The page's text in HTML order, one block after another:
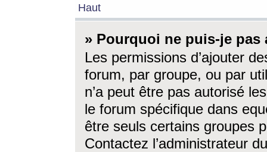
Haut
» Pourquoi ne puis-je
Les permissions d’ajouter
forum, par groupe, ou par
n’a peut être pas autorisé
le forum spécifique dans
être seuls certains groupes
Contactez l’administrateur